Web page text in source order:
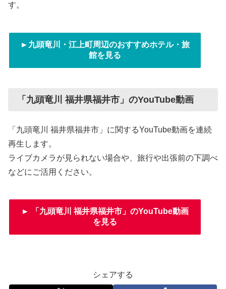
す。
►九頭竜川・江上町周辺のおすすめホテル・旅
館を見る
「九頭竜川 福井県福井市」のYouTube動画
「九頭竜川 福井県福井市」に関するYouTube動画を連続
再生します。
ライブカメラが見られない場合や、旅行や出張前の下調べ
などにご活用ください。
► 「九頭竜川 福井県福井市」のYouTube動画
を見る
シェアする